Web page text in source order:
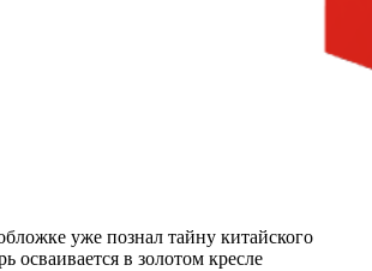
уже познал тайну китайского
осваивается в золотом кресле